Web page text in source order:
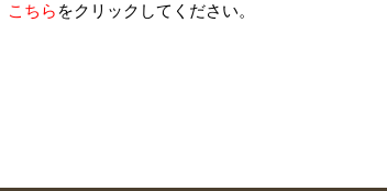
こちら をクリックしてください。